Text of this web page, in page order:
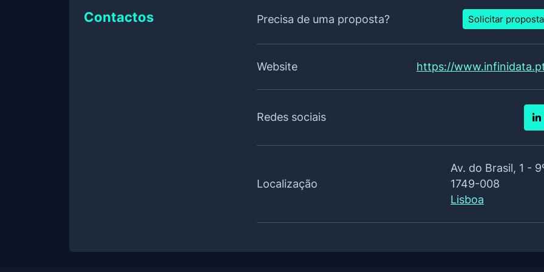
Contactos Precisa de uma proposta? Solicitar proposta
Website https://
Redes sociais
Localização
Av. do Brasil, 1 -
1749-008
Lisboa